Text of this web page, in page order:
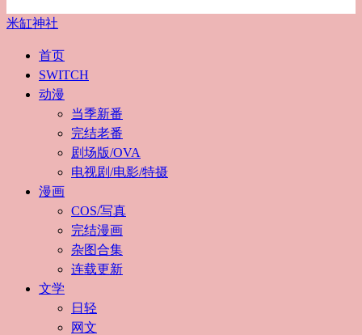
米缸神社
首页
SWITCH
动漫
当季新番
完结老番
剧场版/OVA
电视剧/电影/特摄
漫画
COS/写真
完结漫画
杂图合集
连载更新
文学
日轻
网文